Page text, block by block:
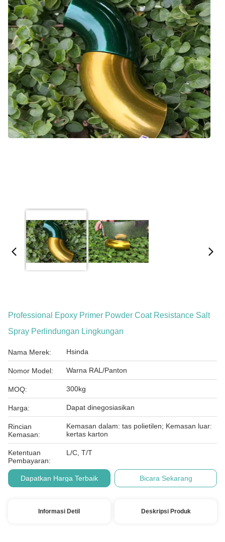
Professional Epoxy Primer Powder Coat Resistance Salt
Spray Perlindungan Lingkungan
Nama Merek: Hsinda
Nomor Model: Warna RAL/Panton
MOQ: 300kg
Harga: Dapat dinegosiasikan
Rincian
Kemasan:
Kemasan dalam: tas polietilen; Kemasan luar:
kertas karton
Ketentuan
Pembayaran:
L/C, T/T
Dapatkan Harga Terbaik Bicara Sekarang
Informasi Detil Deskripsi Produk